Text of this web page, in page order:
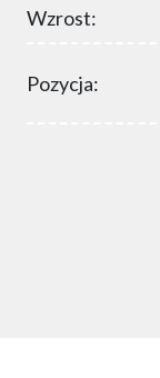
Wzrost:
Pozycja: